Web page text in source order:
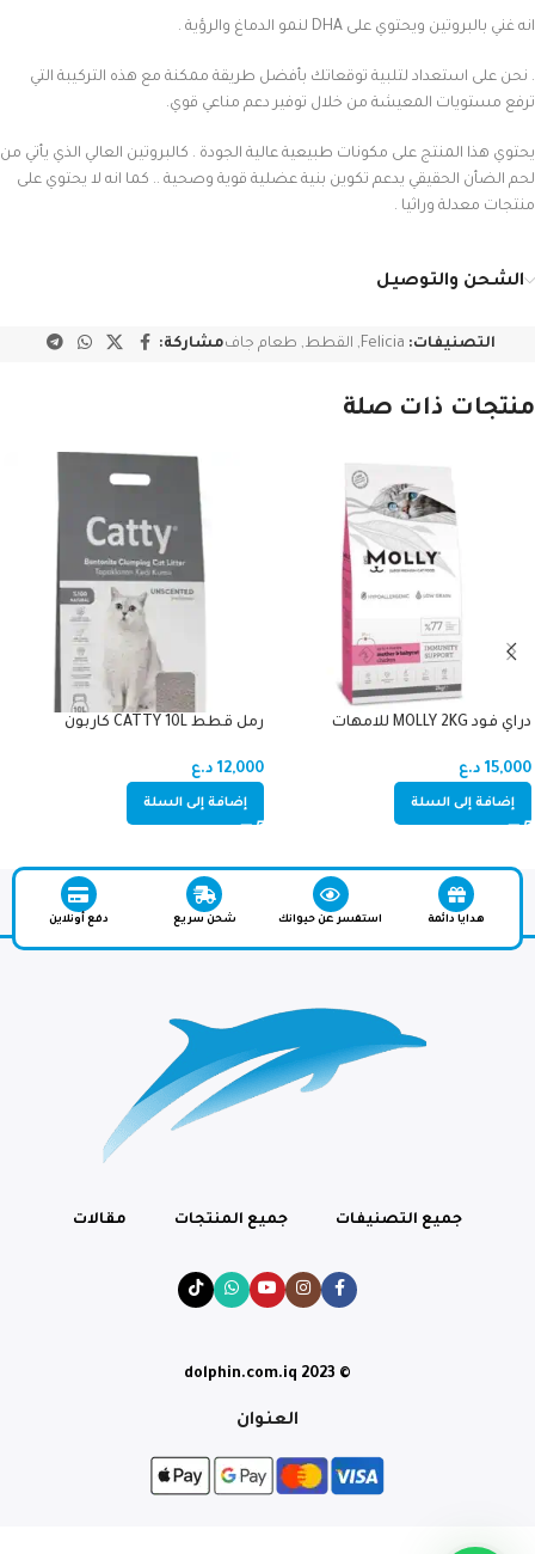
انه غني بالبروتين ويحتوي على DHA لنمو الدماغ والرؤية .
. نحن على استعداد لتلبية توقعاتك بأفضل طريقة ممكنة مع هذه التركيبة التي
ترفع مستويات المعيشة من خلال توفير دعم مناعي قوي.
يحتوي هذا المنتج على مكونات طبيعية عالية الجودة . كالبروتين العالي الذي يأتي من
لحم الضأن الحقيقي يدعم تكوين بنية عضلية قوية وصحية .. كما انه لا يحتوي على
منتجات معدلة وراثيا .
الشحن والتوصيل
التصنيفات: Felicia
, القطط, طعام جافمشاركة:
منتجات ذات صلة
دراي فود MOLLY 2KG للامهات
15,000 د.ع
إضافة إلى السلة
رمل قطط CATTY 10L كاربون
12,000 د.ع
إضافة إلى السلة
هدايا دائمة استفسر عن حيوانك شحن سريع دفع أونلاين
جميع التصنيفات جميع المنتجات مقالات
© dolphin.com.iq 2023
العنوان